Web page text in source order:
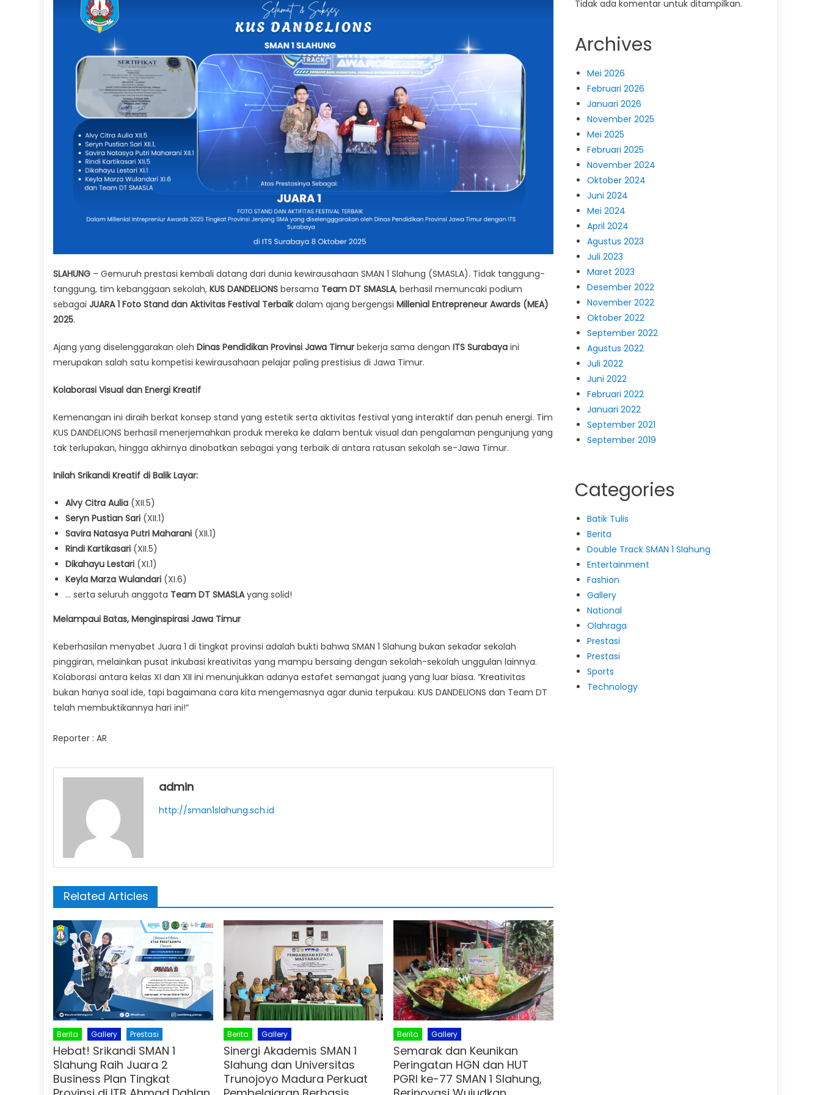
SLAHUNG – Gemuruh prestasi kembali datang dari dunia kewirausahaan SMAN 1 Slahung (SMASLA). Tidak tanggung-
tanggung, tim kebanggaan sekolah, KUS DANDELIONS bersama Team DT SMASLA, berhasil memuncaki podium
sebagai JUARA 1 Foto Stand dan Aktivitas Festival Terbaikdalam ajang bergengsi Millenial Entrepreneur Awards (MEA)
2025.
Ajang yang diselenggarakan oleh Dinas Pendidikan Provinsi Jawa Timur bekerja sama dengan ITS Surabaya ini
merupakan salah satu kompetisi kewirausahaan pelajar paling prestisius di Jawa Timur.
Kolaborasi Visual dan Energi Kreatif
Kemenangan ini diraih berkat konsep stand yang estetik serta aktivitas festival yang interaktif dan penuh energi. Tim
KUS DANDELIONS berhasil menerjemahkan produk mereka ke dalam bentuk visual dan pengalaman pengunjung yang
tak terlupakan, hingga akhirnya dinobatkan sebagai yang terbaik di antara ratusan sekolah se-Jawa Timur.
Inilah Srikandi Kreatif di Balik Layar:
Alvy Citra Aulia (XII.5)
Seryn Pustian Sari (XII.1)
Savira Natasya Putri Maharani (XII.1)
Rindi Kartikasari (XII.5)
Dikahayu Lestari (XI.1)
Keyla Marza Wulandari (XI.6)
… serta seluruh anggota Team DT SMASLAyang solid!
Melampaui Batas, Menginspirasi Jawa Timur
Keberhasilan menyabet Juara 1 di tingkat provinsi adalah bukti bahwa SMAN 1 Slahung bukan sekadar sekolah
pinggiran, melainkan pusat inkubasi kreativitas yang mampu bersaing dengan sekolah-sekolah unggulan lainnya.
Kolaborasi antara kelas XI dan XII ini menunjukkan adanya estafet semangat juang yang luar biasa. “Kreativitas
bukan hanya soal ide, tapi bagaimana cara kita mengemasnya agar dunia terpukau. KUS DANDELIONS dan Team DT
telah membuktikannya hari ini!”
Reporter : AR
admin
http://sman1slahung.sch.id
Related Articles
Berita Gallery Prestasi
Hebat! Srikandi SMAN 1
Slahung Raih Juara 2
Business Plan Tingkat
Berita Gallery
Sinergi Akademis SMAN 1
Slahung dan Universitas
Trunojoyo Madura Perkuat
Berita Gallery
Semarak dan Keunikan
Peringatan HGN dan HUT
PGRI ke-77 SMAN 1 Slahung,
Tidak ada komentar untuk ditampilkan.
Archives
Mei 2026
Februari 2026
Januari 2026
November 2025
Mei 2025
Februari 2025
November 2024
Oktober 2024
Juni 2024
Mei 2024
April 2024
Agustus 2023
Juli 2023
Maret 2023
Desember 2022
November 2022
Oktober 2022
September 2022
Agustus 2022
Juli 2022
Juni 2022
Februari 2022
Januari 2022
September 2021
September 2019
Categories
Batik Tulis
Berita
Double Track SMAN 1 Slahung
Entertainment
Fashion
Gallery
National
Olahraga
Prestasi
Prestasi
Sports
Technology